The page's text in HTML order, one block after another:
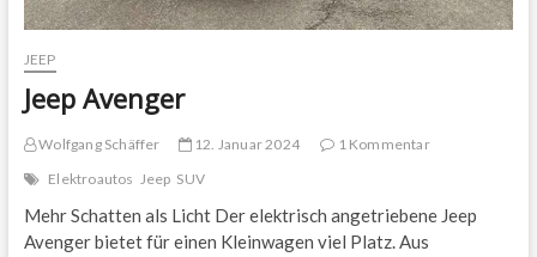
JEEP
Jeep Avenger
Wolfgang Schäffer 12. Januar 2024
1 Kommentar
Elektroautos Jeep SUV
Mehr Schatten als Licht Der elektrisch angetriebene Jeep
Avenger bietet für einen Kleinwagen viel Platz. Aus